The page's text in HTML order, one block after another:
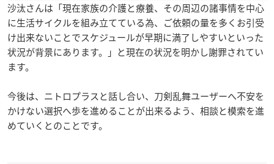
沙汰さんは「現在家族の介護と療養、その周辺の諸事情を中心
に生活サイクルを組み立てている為、ご依頼の量を多くお引受
け出来ないことでスケジュールが早期に満了しやすいといった
状況が背景にあります。」と現在の状況を明かし謝罪されてい
ます。
今後は、ニトロプラスと話し合い、刀剣乱舞ユーザーへ不安を
かけない選択へ歩を進めることが出来るよう、相談と模索を進
めていくとのことです。